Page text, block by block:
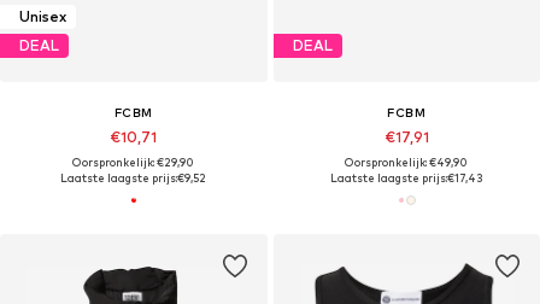
Unisex
DEAL
FCBM
€10,71
Oorspronkelijk: €29,90
Laatste laagste prijs:€9,52
DEAL
FCBM
€17,91
Oorspronkelijk: €49,90
Laatste laagste prijs:€17,43